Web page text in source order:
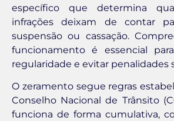
específico que determina
infrações deixam de contar
suspensão ou cassação.
funcionamento é essencial
regularidade e evitar penalidades
O zeramento segue regras
Conselho Nacional de Trânsito
funciona de forma cumulativa,